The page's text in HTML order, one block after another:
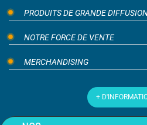
PRODUITS DE GRANDE
NOTRE FORCE DE VENTE
MERCHANDISING
+